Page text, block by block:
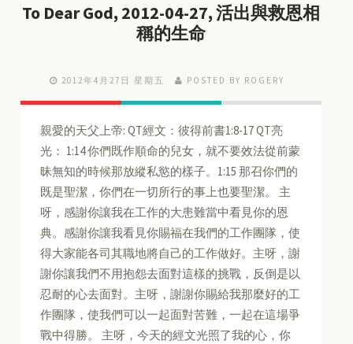
To Dear God, 2012-04-27, 活出與救恩相
稱的生命
2012年4月27日 星期五 POSTED BY ROGERY
親愛的天父上帝: QT經文：彼得前書1:8-17 QT亮
光： 1:14 你們既作順命的兒女，就不要效法從前蒙
昧無知的時候那放縱私慾的樣子。1:15 那召你們的
既是聖潔，你們在一切所行的事上也要聖潔。 主
呀，感謝你讓我在工作的大患難當中看見你的恩
典。感謝你讓我看見你賜福在我們的工作團隊，使
得大家能各司其職地將自己的工作做好。主呀，謝
謝你讓我們不用抱怨去面對這樣的挑戰，反倒是以
忍耐的心去面對。主呀，謝謝你賜給我那麼好的工
作團隊，使我們可以一起面對苦難，一起在這場爭
戰中得勝。 主呀，今天的經文光照了我的心，你